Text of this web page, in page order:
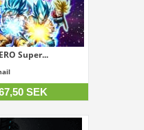
Super...
667,50 SEK
SEK